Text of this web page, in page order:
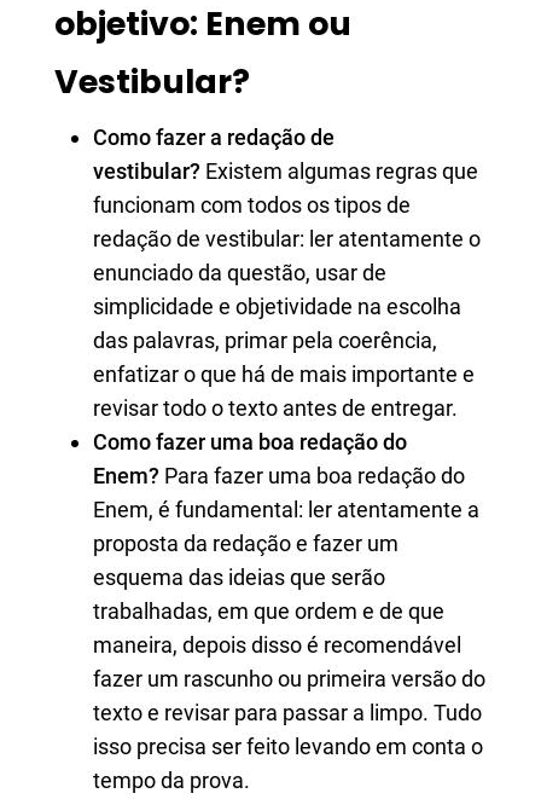
objetivo: Enem ou
Vestibular?
Como fazer a redação de
vestibular? Existem algumas regras que
funcionam com todos os tipos de
redação de vestibular: ler atentamente o
enunciado da questão, usar de
simplicidade e objetividade na escolha
das palavras, primar pela coerência,
enfatizar o que há de mais importante e
revisar todo o texto antes de entregar.
Como fazer uma boa redação do
Enem? Para fazer uma boa redação do
Enem, é fundamental: ler atentamente a
proposta da redação e fazer um
esquema das ideias que serão
trabalhadas, em que ordem e de que
maneira, depois disso é recomendável
fazer um rascunho ou primeira versão do
texto e revisar para passar a limpo. Tudo
isso precisa ser feito levando em conta o
tempo da prova.